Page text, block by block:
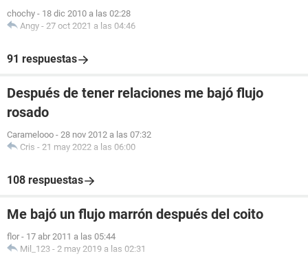
chochy - 18 dic 2010 a las 02:28
Angy - 27 oct 2021 a las 04:46
91 respuestas
Después de tener relaciones me bajó flujo
rosado
Caramelooo - 28 nov 2012 a las 07:32
Cris - 21 may 2022 a las 06:00
108 respuestas
Me bajó un flujo marrón después del coito
flor - 17 abr 2011 a las 05:44
Mil_123 - 2 may 2019 a las 02:31